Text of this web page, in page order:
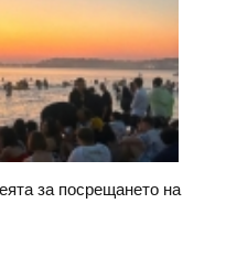
за посрещането на